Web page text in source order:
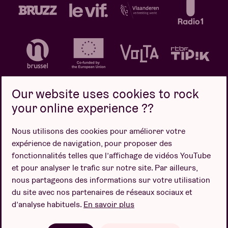
Politique de confidentialité
Politique de cookies
Conditions de vente
Design par
Our website uses cookies to rock
your online experience ??
Nous utilisons des cookies pour améliorer votre
expérience de navigation, pour proposer des
fonctionnalités telles que l’affichage de vidéos YouTube
et pour analyser le trafic sur notre site. Par ailleurs,
nous partageons des informations sur votre utilisation
du site avec nos partenaires de réseaux sociaux et
d’analyse habituels. En savoir plus